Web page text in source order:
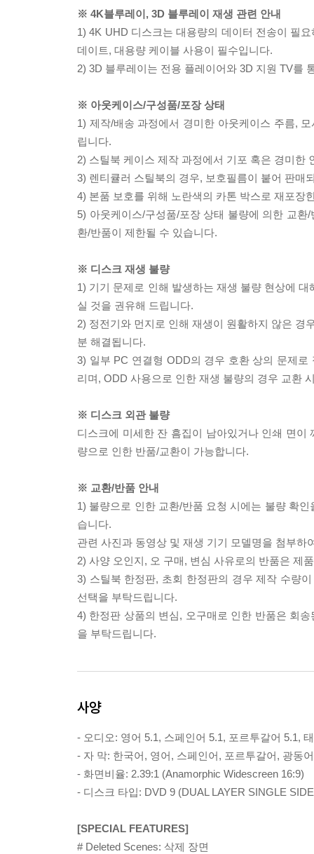
※ 4K블루레이, 3D 블루레이 재생 관련 안내
1) 4K UHD 디스크는 대용량의 데이터 전송이 필
데이트, 대용량 케이블 사용이 필수입니다.
2) 3D 블루레이는 전용 플레이어와 3D 지원 TV를
※ 아웃케이스/구성품/포장 상태
1) 제작/배송 과정에서 경미한 아웃케이스 주름,
립니다.
2) 스틸북 케이스 제작 과정에서 기포 혹은 경미한
3) 렌티큘러 스틸북의 경우, 보호필름이 붙어 판매
4) 본품 보호를 위해 노란색의 카톤 박스로 재포장
5) 아웃케이스/구성품/포장 상태 불량에 의한 교
환/반품이 제한될 수 있습니다.
※ 디스크 재생 불량
1) 기기 문제로 인해 발생하는 재생 불량 현상에
실 것을 권유해 드립니다.
2) 정전기와 먼지로 인해 재생이 원활하지 않은 경
분 해결됩니다.
3) 일부 PC 연결형 ODD의 경우 호환 상의 문제
리며, ODD 사용으로 인한 재생 불량의 경우 교환
※ 디스크 외관 불량
디스크에 미세한 잔 흠집이 남아있거나 인쇄 면
량으로 인한 반품/교환이 가능합니다.
※ 교환/반품 안내
1) 불량으로 인한 교환/반품 요청 시에는 불량 확
습니다.
관련 사진과 동영상 및 재생 기기 모델명을 첨부하
2) 사양 오인지, 오 구매, 변심 사유로의 반품은 제
3) 스틸북 한정판, 초회 한정판의 경우 제작 수량
선택을 부탁드립니다.
4) 한정판 상품의 변심, 오구매로 인한 반품은 회
을 부탁드립니다.
사양
- 오디오: 영어 5.1, 스페인어 5.1, 포르투갈어 5.1,
- 자 막: 한국어, 영어, 스페인어, 포르투갈어, 광동
- 화면비율: 2.39:1 (Anamorphic Widescreen 16:9)
- 디스크 타입: DVD 9 (DUAL LAYER SINGLE
[SPECIAL FEATURES]
# Deleted Scenes: 삭제 장면